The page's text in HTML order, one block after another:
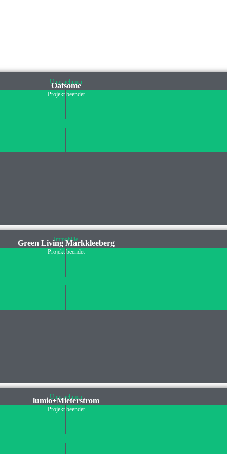
Unternehmen
Oatsome
Projekt beendet
Immobilie
Green Living Markkleeberg
Projekt beendet
Unternehmen
lumio+Mieterstrom
Projekt beendet